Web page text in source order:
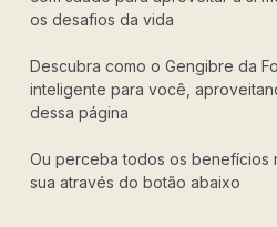
os desafios da vida
Descubra como o Gengibre da
inteligente para você,
dessa página
Ou perceba todos os benefícios
sua através do botão abaixo